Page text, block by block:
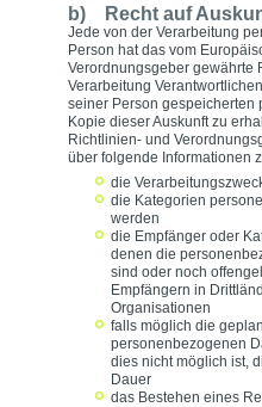
b) Recht auf
Jede von der Verarbeitung
Person hat das vom
Verordnungsgeber gewährte
Verarbeitung
seiner Person gespeicherten
Kopie dieser Auskunft zu
Richtlinien- und
über folgende Informationen
die
die Kategorien
werden
die Empfänger oder
denen die
sind oder noch
Empfängern in
Organisationen
falls möglich die
personenbezogenen
dies nicht möglich ist,
Dauer
das Bestehen eines